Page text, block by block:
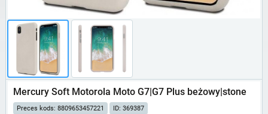
Mercury Soft Motorola Moto G7|G7 Plus beżowy|stone
Preces kods: 8809653457221 ID: 369387